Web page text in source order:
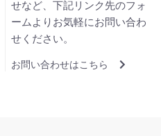
せなど、下記リンク先のフォ
ームよりお気軽にお問い合わ
せください。
お問い合わせはこちら